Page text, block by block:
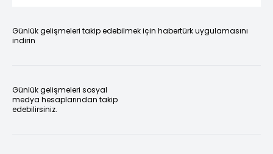
Günlük gelişmeleri takip edebilmek için habertürk uygulamasını
indirin
Günlük gelişmeleri sosyal
medya hesaplarından takip
edebilirsiniz.